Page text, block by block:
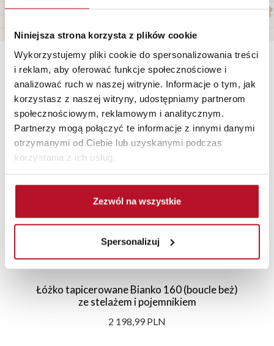
Niniejsza strona korzysta z plików cookie
Wykorzystujemy pliki cookie do spersonalizowania treści
i reklam, aby oferować funkcje społecznościowe i
analizować ruch w naszej witrynie. Informacje o tym, jak
korzystasz z naszej witryny, udostępniamy partnerom
społecznościowym, reklamowym i analitycznym.
Partnerzy mogą połączyć te informacje z innymi danymi
otrzymanymi od Ciebie lub uzyskanymi podczas
korzystania z ich usług.
Zezwól na wszystkie
Spersonalizuj
Polecane Nowości Sale
Łóżko tapicerowane Bianko 160 (boucle beż)
ze stelażem i pojemnikiem
2 198,99 PLN